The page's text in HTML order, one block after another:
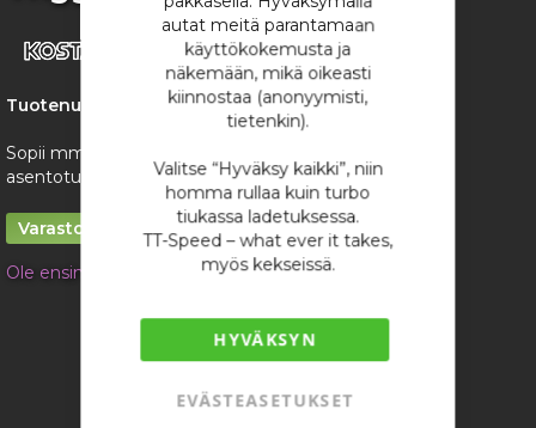
autat meitä parantamaan
käyttökokemusta ja
näkemään, mikä oikeasti
kiinnostaa (anonyymisti,
tietenkin).
Valitse “Hyväksy kaikki”, niin
homma rullaa kuin turbo
tiukassa ladetuksessa.
TT-Speed – what ever it takes,
myös kekseissä.
HYVÄKSYN
EVÄSTEASETUKSET
gallery
Tuotenumero: 4797
Sopii mm. Mercedes-Benz M104 kampiakselin
asentotunnistimeen
Varastossa
Ole ensimmäinen tuotteen arvostelija
/ kappale
11,60 €